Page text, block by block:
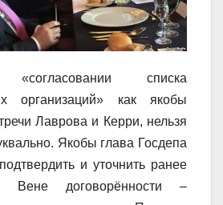
списка
организаций» как якобы
Лаврова и Керри, нельзя
Якобы глава Госдепа
и уточнить ранее
Вене договорённости –